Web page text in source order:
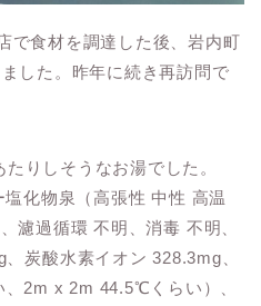
で食材を調達した後、岩内町
した。昨年に続き再訪問で
りしそうなお湯でした。
塩化物泉（高張性 中性 高温
濾過循環 不明、消毒 不明、
、炭酸水素イオン 328.3mg
2m x 2m 44.5℃ くらい）、